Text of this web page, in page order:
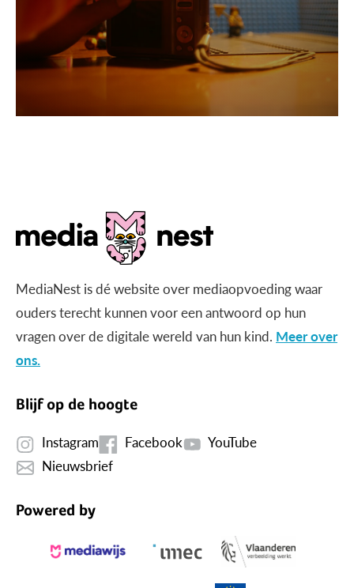
MediaNest is dé website over mediaopvoeding waar
ouders terecht kunnen voor een antwoord op hun
vragen over de digitale wereld van hun kind. Meer over
ons.
Blijf op de hoogte
Instagram Facebook
YouTube
Nieuwsbrief
Powered by